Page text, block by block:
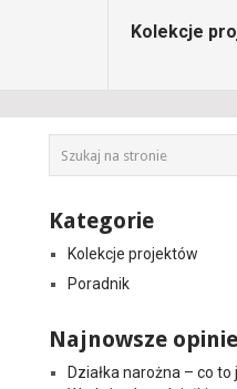
Kolekcje
Kategorie
Kolekcje projektów
Poradnik
Najnowsze opinie
Działka narożna – co